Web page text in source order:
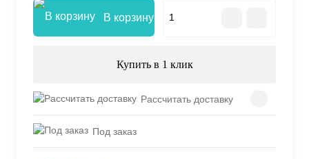
В корзину
Купить в 1 клик
Рассчитать доставку
Под заказ